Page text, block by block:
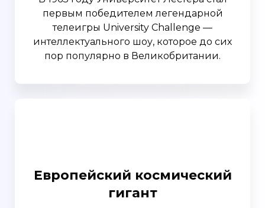
первым победителем легендарной
телеигры University Challenge —
интеллектуального шоу, которое до сих
пор популярно в Великобритании.
Европейский космический
гигант